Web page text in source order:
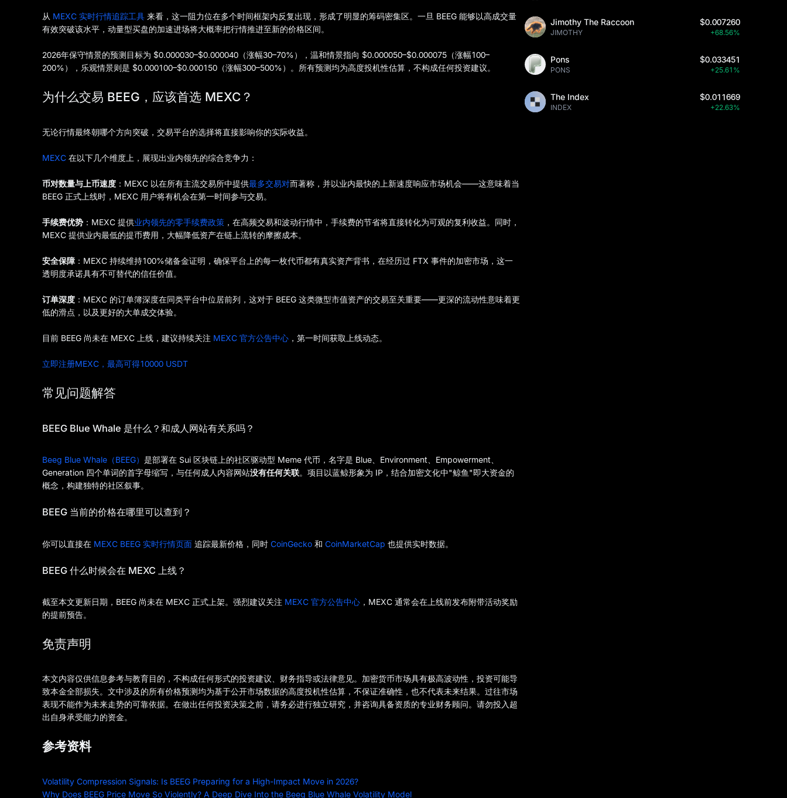
从 MEXC 实时行情追踪工具 来看，这一阻力位在多个时间框架内反复出现，形成了明显的筹码密集区。一旦 BEEG 能够以高成交量
有效突破该水平，动量型买盘的加速进场将大概率把行情推进至新的价格区间。
2026年保守情景的预测目标为 $0.000030–$0.000040（涨幅30–70%），温和情景指向 $0.000050–$0.000075（涨幅100–
200%），乐观情景则是 $0.000100–$0.000150（涨幅300–500%）。所有预测均为高度投机性估算，不构成任何投资建议。
为什么交易 BEEG，应该首选 MEXC？
无论行情最终朝哪个方向突破，交易平台的选择将直接影响你的实际收益。
MEXC 在以下几个维度上，展现出业内领先的综合竞争力：
币对数量与上币速度 ：MEXC 以在所有主流交易所中提供最多交易对而著称，并以业内最快的上新速度响应市场机会——这意味着当
BEEG 正式上线时，MEXC 用户将有机会在第一时间参与交易。
手续费优势 ：MEXC 提供业内领先的零手续费政策 ，在高频交易和波动行情中，手续费的节省将直接转化为可观的复利收益。同时，
MEXC 提供业内最低的提币费用，大幅降低资产在链上流转的摩擦成本。
安全保障 ：MEXC 持续维持100%储备金证明，确保平台上的每一枚代币都有真实资产背书，在经历过 FTX 事件的加密市场，这一
透明度承诺具有不可替代的信任价值。
订单深度 ：MEXC 的订单簿深度在同类平台中位居前列，这对于 BEEG 这类微型市值资产的交易至关重要——更深的流动性意味着更
低的滑点，以及更好的大单成交体验。
目前 BEEG 尚未在 MEXC 上线，建议持续关注 MEXC 官方公告中心 ，第一时间获取上线动态。
立即注册MEXC，最高可得10000 USDT
常见问题解答
BEEG Blue Whale 是什么？和成人网站有关系吗？
Beeg Blue Whale（BEEG） 是部署在 Sui 区块链上的社区驱动型 Meme 代币，名字是 Blue、Environment、Empowerment、
Generation 四个单词的首字母缩写，与任何成人内容网站没有任何关联。项目以蓝鲸形象为 IP，结合加密文化中"鲸鱼"即大资金的
概念，构建独特的社区叙事。
BEEG 当前的价格在哪里可以查到？
你可以直接在 MEXC BEEG 实时行情页面 追踪最新价格，同时 CoinGecko 和 CoinMarketCap 也提供实时数据。
BEEG 什么时候会在 MEXC 上线？
截至本文更新日期，BEEG 尚未在 MEXC 正式上架。强烈建议关注 MEXC 官方公告中心 ，MEXC 通常会在上线前发布附带活动奖励
的提前预告。
免责声明
本文内容仅供信息参考与教育目的，不构成任何形式的投资建议、财务指导或法律意见。加密货币市场具有极高波动性，投资可能导
致本金全部损失。文中涉及的所有价格预测均为基于公开市场数据的高度投机性估算，不保证准确性，也不代表未来结果。过往市场
表现不能作为未来走势的可靠依据。在做出任何投资决策之前，请务必进行独立研究，并咨询具备资质的专业财务顾问。请勿投入超
出自身承受能力的资金。
参考资料
Volatility Compression Signals: Is BEEG Preparing for a High-Impact Move in 2026?
Why Does BEEG Price Move So Violently? A Deep Dive Into the Beeg Blue Whale Volatility Model
Jimothy The Raccoon
JIMOTHY
$0.007260
+68.56%
Pons
PONS
$0.033451
+25.61%
The Index
INDEX
$0.011669
+22.63%